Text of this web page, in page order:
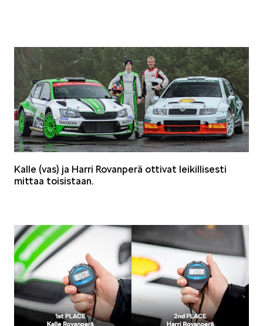
Kalle (vas) ja Harri Rovanperä ottivat leikillisesti
mittaa toisistaan.